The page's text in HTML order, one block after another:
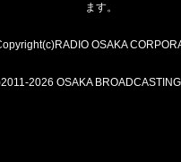
ます。
OSAKA
2026 OSAKA